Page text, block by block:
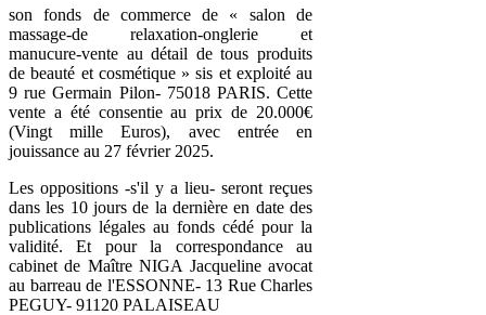
son fonds de commerce de « salon de
massage-de relaxation-onglerie et
manucure-vente au détail de tous produits
de beauté et cosmétique » sis et exploité au
9 rue Germain Pilon- 75018 PARIS. Cette
vente a été consentie au prix de 20.000€
(Vingt mille Euros), avec entrée en
jouissance au 27 février 2025.
Les oppositions -s'il y a lieu- seront reçues
dans les 10 jours de la dernière en date des
publications légales au fonds cédé pour la
validité. Et pour la correspondance au
cabinet de Maître NIGA Jacqueline avocat
au barreau de l'ESSONNE- 13 Rue Charles
PEGUY- 91120 PALAISEAU